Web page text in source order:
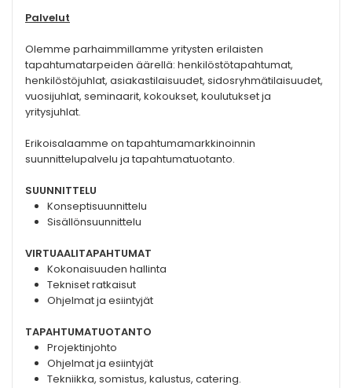
Palvelut
Olemme parhaimmillamme yritysten erilaisten
tapahtumatarpeiden äärellä: henkilöstötapahtumat,
henkilöstöjuhlat, asiakastilaisuudet, sidosryhmätilaisuudet,
vuosijuhlat, seminaarit, kokoukset, koulutukset ja
yritysjuhlat.
Erikoisalaamme on tapahtumamarkkinoinnin
suunnittelupalvelu ja tapahtumatuotanto.
SUUNNITTELU
Konseptisuunnittelu
Sisällönsuunnittelu
VIRTUAALITAPAHTUMAT
Kokonaisuuden hallinta
Tekniset ratkaisut
Ohjelmat ja esiintyjät
TAPAHTUMATUOTANTO
Projektinjohto
Ohjelmat ja esiintyjät
Tekniikka, somistus, kalustus, catering.